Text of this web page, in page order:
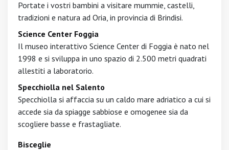
Portate i vostri bambini a visitare mummie, castelli,
tradizioni e natura ad Oria, in provincia di Brindisi.
Science Center Foggia
Il museo interattivo Science Center di Foggia è nato nel
1998 e si sviluppa in uno spazio di 2.500 metri quadrati
allestiti a laboratorio.
Specchiolla nel Salento
Specchiolla si affaccia su un caldo mare adriatico a cui si
accede sia da spiagge sabbiose e omogenee sia da
scogliere basse e frastagliate.
Bisceglie